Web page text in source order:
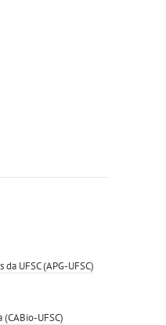
UFSC (APG-UFSC)
UFSC)